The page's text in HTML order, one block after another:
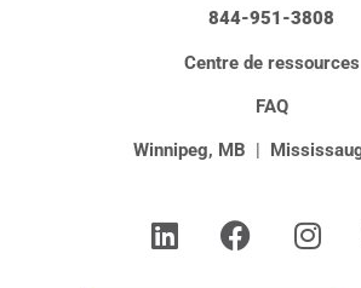
844-951-3808
Centre de ressources
FAQ
Winnipeg, MB